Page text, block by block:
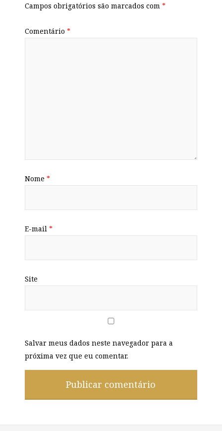
Campos obrigatórios são marcados com *
Comentário *
Nome *
E-mail *
Site
Salvar meus dados neste navegador para a
próxima vez que eu comentar.